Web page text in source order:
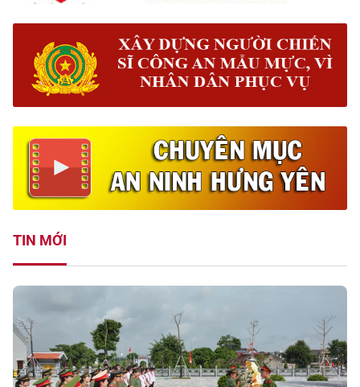
TIN MỚI